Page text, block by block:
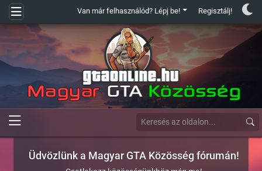
Van már felhasználód? Lépj be! Regisztálj!
Üdvözlünk a Magyar GTA Közösség fórumán!